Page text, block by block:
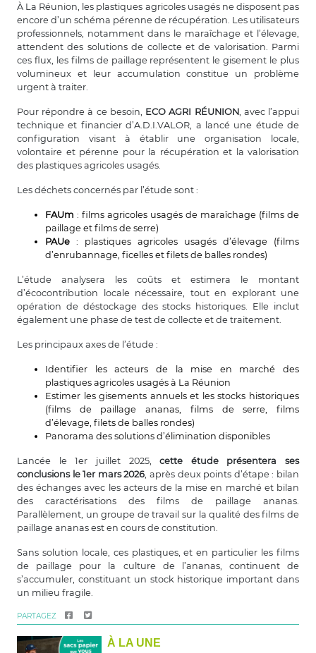
À La Réunion, les plastiques agricoles usagés ne disposent pas
encore d’un schéma pérenne de récupération. Les utilisateurs
professionnels, notamment dans le maraîchage et l’élevage,
attendent des solutions de collecte et de valorisation. Parmi
ces flux, les films de paillage représentent le gisement le plus
volumineux et leur accumulation constitue un problème
urgent à traiter.
Pour répondre à ce besoin, ECO AGRI RÉUNION, avec l’appui
technique et financier d’A.D.I.VALOR, a lancé une étude de
configuration visant à établir une organisation locale,
volontaire et pérenne pour la récupération et la valorisation
des plastiques agricoles usagés.
Les déchets concernés par l’étude sont :
FAUm : films agricoles usagés de maraîchage (films de
paillage et films de serre)
PAUe : plastiques agricoles usagés d’élevage (films
d’enrubannage, ficelles et filets de balles rondes)
L’étude analysera les coûts et estimera le montant
d’écocontribution locale nécessaire, tout en explorant une
opération de déstockage des stocks historiques. Elle inclut
également une phase de test de collecte et de traitement.
Les principaux axes de l’étude :
Identifier les acteurs de la mise en marché des
plastiques agricoles usagés à La Réunion
Estimer les gisements annuels et les stocks historiques
(films de paillage ananas, films de serre, films
d’élevage, filets de balles rondes)
Panorama des solutions d’élimination disponibles
Lancée le 1er juillet 2025,cette étude présentera ses
conclusions le 1er mars 2026 , après deux points d’étape : bilan
des échanges avec les acteurs de la mise en marché et bilan
des caractérisations des films de paillage ananas.
Parallèlement, un groupe de travail sur la qualité des films de
paillage ananas est en cours de constitution.
Sans solution locale, ces plastiques, et en particulier les films
de paillage pour la culture de l’ananas, continuent de
s’accumuler, constituant un stock historique important dans
un milieu fragile.
PARTAGEZ
À LA UNE